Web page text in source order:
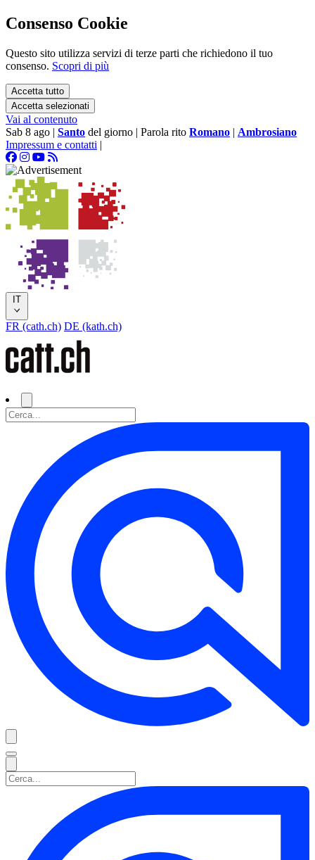
Consenso Cookie
Questo sito utilizza servizi di terze parti che richiedono il tuo
consenso. Scopri di più
Accetta tutto
Accetta selezionati
Vai al contenuto
Sab 8 ago | Santo del giorno | Parola rito Romano | Ambrosiano
Impressum e contatti |
IT
FR (cath.ch) DE (kath.ch)